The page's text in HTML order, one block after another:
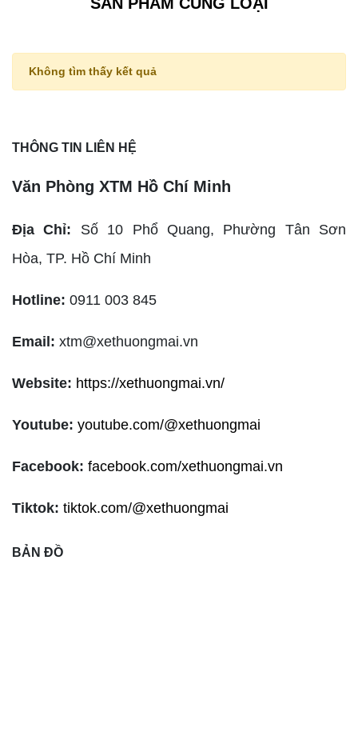
Không tìm thấy kết quả
THÔNG TIN LIÊN HỆ
Văn Phòng XTM Hồ Chí Minh
Địa Chỉ: Số 10 Phổ Quang, Phường Tân Sơn
Hòa, TP. Hồ Chí Minh
Hotline: 0911 003 845
Email: xtm@xethuongmai.vn
Website: https://xethuongmai.vn/
Youtube: youtube.com/@xethuongmai
Facebook: facebook.com/xethuongmai.vn
Tiktok: tiktok.com/@xethuongmai
BẢN ĐỒ